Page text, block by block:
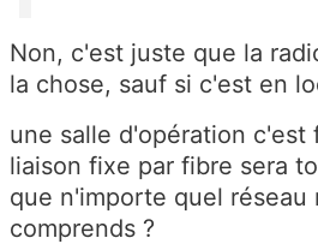
Non, c'est juste que la
la chose, sauf si c'est en
une salle d'opération c'est
liaison fixe par fibre sera
que n'importe quel réseau
comprends ?